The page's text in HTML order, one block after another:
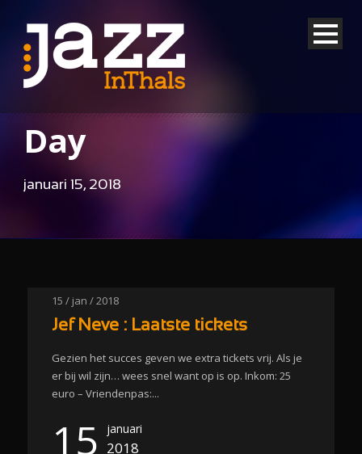
Day
januari 15, 2018
15 / jan / 2018
Jef Neve : Laatste tickets
Gezien het succes geven we extra tickets vrij. Als je
er bij wil zijn… wees snel want op is op. Inkom: 25
euro – Vriendenpas:...
15 januari
2018